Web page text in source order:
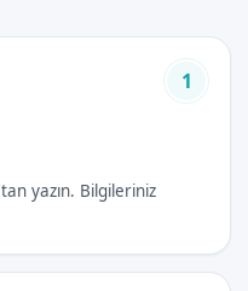
2026
1
yazın. Bilgileriniz